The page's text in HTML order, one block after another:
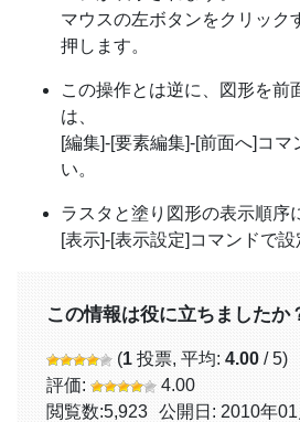
マウスの左ボタンをクリック
押します。
この操作とは逆に、図形を前
は、
[編集]-[要素編集]-[前面へ]コマ
い。
ラスタと塗り図形の表示順序
[表示]-[表示設定]コマンドで設
この情報は役に立ちましたか
(1 投票, 平均: 4.00 / 5)
評価:
4.00
閲覧数:5,923 公開日: 2010年01